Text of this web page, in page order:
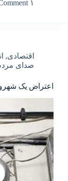
۱ Comment
اقتصادی,
صدای
اعتراض یک